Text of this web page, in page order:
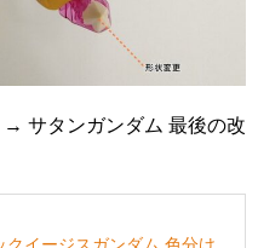
サタンガンダム 最後の改